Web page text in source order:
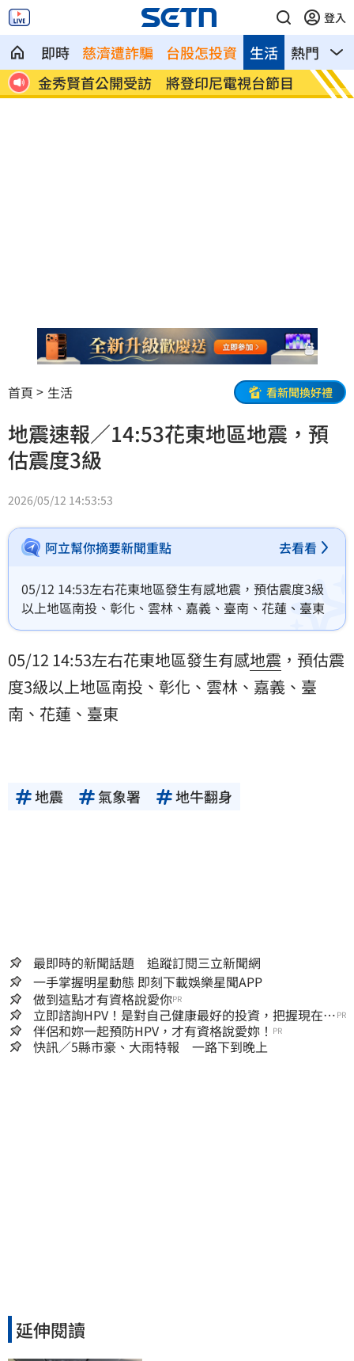
登入
即時 慈濟遭詐騙 台股怎投資 熱門 影
生活
金秀賢首公開受訪 將登印尼電視台節目 澎湖
首頁 生活 看新聞換好禮
地震速報／14:53花東地區地震，預
估震度3級
2026/05/12 14:53:53
阿立幫你摘要新聞重點 去看看
05/12 14:53左右花東地區發生有感地震，預估震度3級
以上地區南投、彰化、雲林、嘉義、臺南、花蓮、臺東
05/12 14:53左右花東地區發生有感地震 ，預估震
度3級以上地區南投、彰化、雲林、嘉義、臺
南、花蓮、臺東
地震 氣象署 地牛翻身
最即時的新聞話題 追蹤訂閱三立新聞網
一手掌握明星動態 即刻下載娛樂星聞APP
做到這點才有資格說愛你PR
立即諮詢HPV！是對自己健康最好的投資，把握現在不
嫌晚！
PR
伴侶和妳一起預防HPV，才有資格說愛妳！ PR
快訊／5縣市豪、大雨特報 一路下到晚上
延伸閱讀